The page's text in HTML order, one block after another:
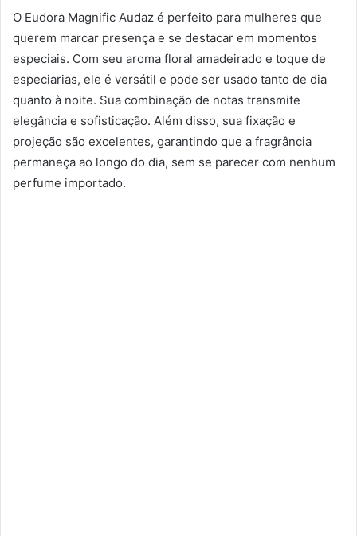
O Eudora Magnific Audaz é perfeito para mulheres que
querem marcar presença e se destacar em momentos
especiais. Com seu aroma floral amadeirado e toque de
especiarias, ele é versátil e pode ser usado tanto de dia
quanto à noite. Sua combinação de notas transmite
elegância e sofisticação. Além disso, sua fixação e
projeção são excelentes, garantindo que a fragrância
permaneça ao longo do dia, sem se parecer com nenhum
perfume importado.